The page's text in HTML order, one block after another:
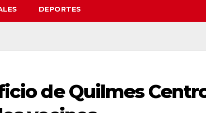
DEPORTES
de Quilmes